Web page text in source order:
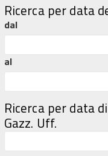
Ricerca per data
dal
al
Ricerca per data
Gazz. Uff.